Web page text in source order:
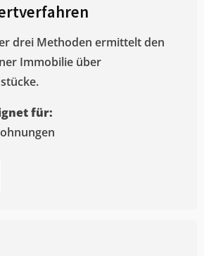
drei Methoden ermittelt den
Immobilie über
für: